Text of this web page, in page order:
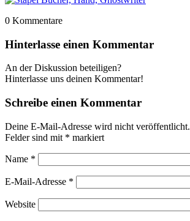
0 Kommentare
Hinterlasse einen Kommentar
An der Diskussion beteiligen?
Hinterlasse uns deinen Kommentar!
Schreibe einen Kommentar
Deine E-Mail-Adresse wird nicht veröffentlicht.
Felder sind mit * markiert
Name *
E-Mail-Adresse *
Website